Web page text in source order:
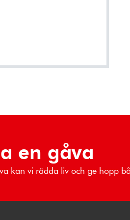
en gåva
kan vi rädda liv och ge hopp